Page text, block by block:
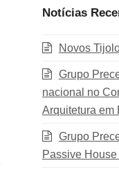
Notícias
Novos
Grupo
nacional no
Arquitetura em
Grupo
Passive